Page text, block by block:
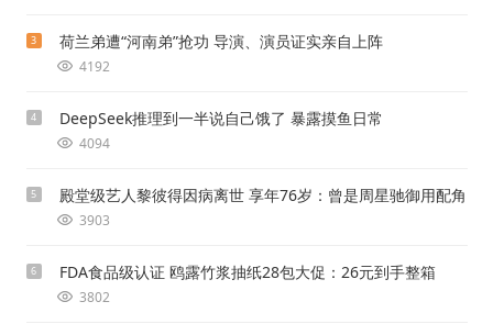
3 荷兰弟遭“河南弟”抢功 导演、演员证实亲自上阵
4192
4 DeepSeek推理到一半说自己饿了 暴露摸鱼日常
4094
5 殿堂级艺人黎彼得因病离世 享年76岁：曾是周星驰御用配角
3903
6 FDA食品级认证 鸥露竹浆抽纸28包大促：26元到手整箱
3802